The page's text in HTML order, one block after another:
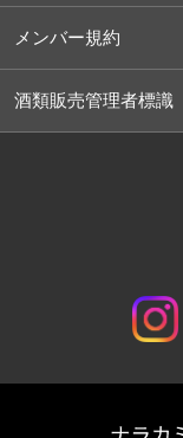
メンバー規約
酒類販売管理者標識